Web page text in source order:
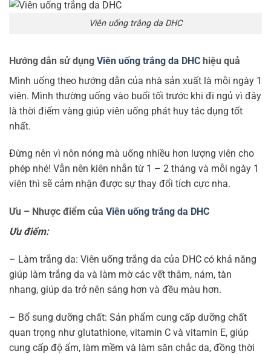
Viên uống trắng da DHC
Hướng dẫn sử dụng Viên uống trắng da DHC hiệu quả
Mình uống theo hướng dẫn của nhà sản xuất là mỗi ngày 1
viên. Mình thường uống vào buổi tối trước khi đi ngủ vì đây
là thời điểm vàng giúp viên uống phát huy tác dụng tốt
nhất.
Đừng nên vì nôn nóng mà uống nhiều hơn lượng viên cho
phép nhé! Vẫn nên kiên nhẫn từ 1 – 2 tháng và mỗi ngày 1
viên thì sẽ cảm nhận được sự thay đổi tích cực nha.
Ưu – Nhược điểm của Viên uống trắng da DHC
Ưu điểm:
– Làm trắng da: Viên uống trắng da của DHC có khả năng
giúp làm trắng da và làm mờ các vết thâm, nám, tàn
nhang, giúp da trở nên sáng hơn và đều màu hơn.
– Bổ sung dưỡng chất: Sản phẩm cung cấp dưỡng chất
quan trọng như glutathione, vitamin C và vitamin E, giúp
cung cấp độ ẩm, làm mềm và làm săn chắc da, đồng thời